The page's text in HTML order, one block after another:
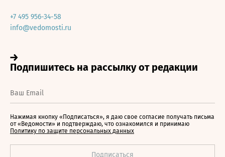
+7 495 956-34-58
info@vedomosti.ru
Нажимая кнопку «Подписаться», я даю свое согласие получать письма
от «Ведомости» и подтверждаю, что ознакомился и принимаю
Политику по защите персональных данных